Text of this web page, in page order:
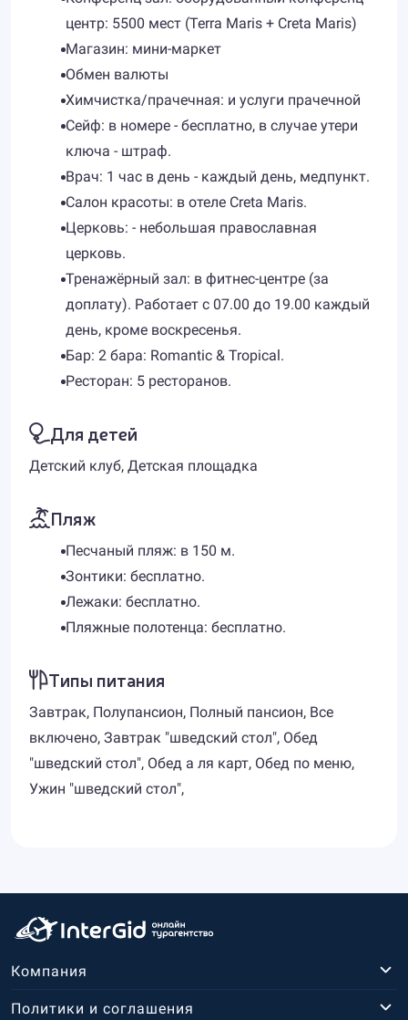
центр: 5500 мест (Terra Maris + Cretа Maris)
Магазин: мини-маркет
Обмен валюты
Химчистка/прачечная: и услуги прачечной
Сейф: в номере - бесплатно, в случае утери
ключа - штраф.
Врач: 1 час в день - каждый день, медпункт.
Салон красоты: в отеле Creta Maris.
Церковь: - небольшая православная
церковь.
Тренажёрный зал: в фитнес-центре (за
доплату). Работает с 07.00 до 19.00 каждый
день, кроме воскресенья.
Бар: 2 бара: Romantic & Tropical.
Ресторан: 5 ресторанов.
Для детей
Детский клуб, Детская площадка
Пляж
Песчаный пляж: в 150 м.
Зонтики: бесплатно.
Лежаки: бесплатно.
Пляжные полотенца: бесплатно.
Типы питания
Завтрак, Полупансион, Полный пансион, Все
включено, Завтрак "шведский стол", Обед
"шведский стол", Обед а ля карт, Обед по меню,
Ужин "шведский стол",
Компания
Политики и соглашения